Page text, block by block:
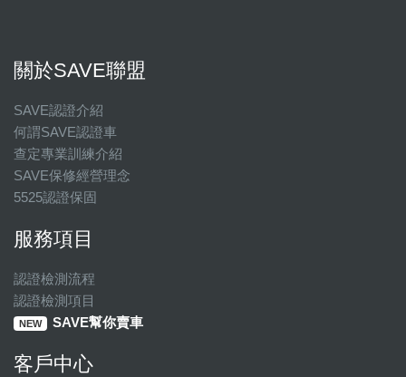
關於SAVE聯盟
SAVE認證介紹
何謂SAVE認證車
查定專業訓練介紹
SAVE保修經營理念
5525認證保固
服務項目
認證檢測流程
認證檢測項目
NEW SAVE幫你賣車
客戶中心